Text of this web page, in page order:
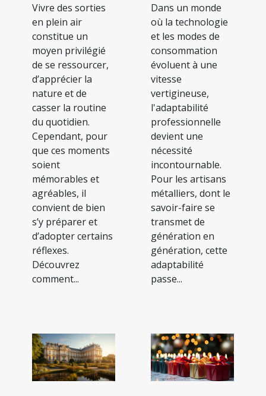
Vivre des sorties
en plein air
constitue un
moyen privilégié
de se ressourcer,
d’apprécier la
nature et de
casser la routine
du quotidien.
Cependant, pour
que ces moments
soient
mémorables et
agréables, il
convient de bien
s’y préparer et
d’adopter certains
réflexes.
Découvrez
comment...
Dans un monde
où la technologie
et les modes de
consommation
évoluent à une
vitesse
vertigineuse,
l'adaptabilité
professionnelle
devient une
nécessité
incontournable.
Pour les artisans
métalliers, dont le
savoir-faire se
transmet de
génération en
génération, cette
adaptabilité
passe...